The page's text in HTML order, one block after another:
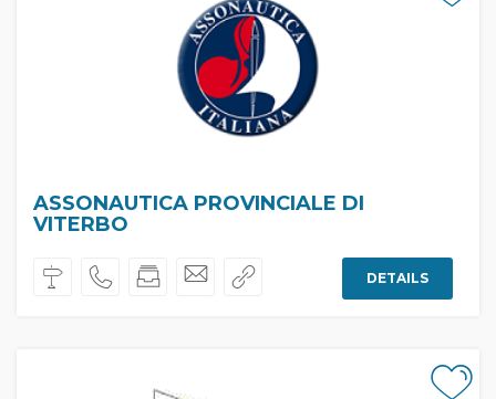
ASSONAUTICA PROVINCIALE DI
VITERBO
DETAILS